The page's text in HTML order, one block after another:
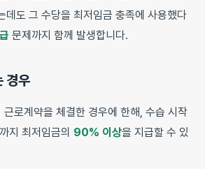
데도 그 수당을 최저임금 충족에 사용했다
문제까지 함께 발생합니다.
경우
근로계약을 체결한 경우에 한해, 수습 시작
까지 최저임금의 90% 이상을 지급할 수 있